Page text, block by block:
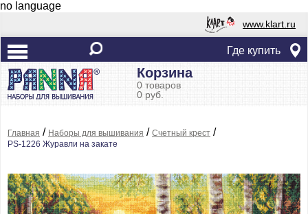
no language
www.klart.ru
Где купить
Корзина
0 товаров
0 руб.
Главная / Наборы для вышивания / Счетный крест /
PS-1226 Журавли на закате